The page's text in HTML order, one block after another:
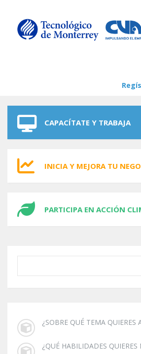
CAPACÍTATE Y TRABAJA
INICIA Y MEJORA TU
PARTICIPA EN ACCIÓN
¿SOBRE QUÉ TEMA QUIERES
¿QUÉ HABILIDADES QUIERES